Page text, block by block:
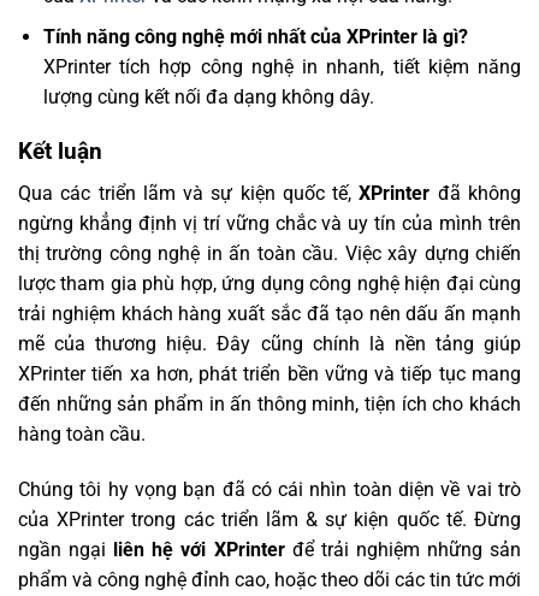
Tính năng công nghệ mới nhất của XPrinter là gì?
XPrinter tích hợp công nghệ in nhanh, tiết kiệm năng
lượng cùng kết nối đa dạng không dây.
Kết luận
Qua các triển lãm và sự kiện quốc tế,XPrinter đã không
ngừng khẳng định vị trí vững chắc và uy tín của mình trên
thị trường công nghệ in ấn toàn cầu. Việc xây dựng chiến
lược tham gia phù hợp, ứng dụng công nghệ hiện đại cùng
trải nghiệm khách hàng xuất sắc đã tạo nên dấu ấn mạnh
mẽ của thương hiệu. Đây cũng chính là nền tảng giúp
XPrinter tiến xa hơn, phát triển bền vững và tiếp tục mang
đến những sản phẩm in ấn thông minh, tiện ích cho khách
hàng toàn cầu.
Chúng tôi hy vọng bạn đã có cái nhìn toàn diện về vai trò
của XPrinter trong các triển lãm & sự kiện quốc tế. Đừng
ngần ngại liên hệ với XPrinterđể trải nghiệm những sản
phẩm và công nghệ đỉnh cao, hoặc theo dõi các tin tức mới